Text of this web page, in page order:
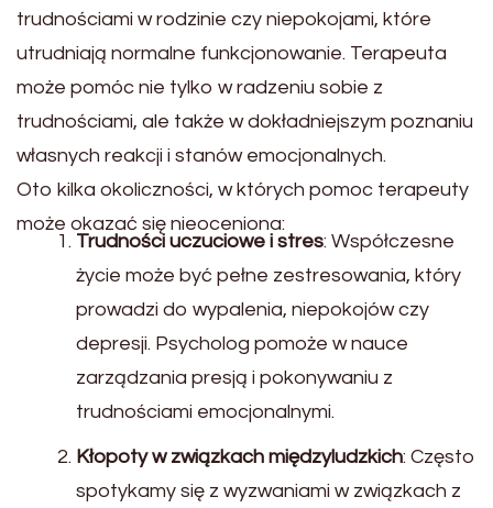
trudnościami w rodzinie czy niepokojami, które
utrudniają normalne funkcjonowanie. Terapeuta
może pomóc nie tylko w radzeniu sobie z
trudnościami, ale także w dokładniejszym poznaniu
własnych reakcji i stanów emocjonalnych.
Oto kilka okoliczności, w których pomoc terapeuty
może okazać się nieoceniona:
Trudności uczuciowe i stres: Współczesne
życie może być pełne zestresowania, który
prowadzi do wypalenia, niepokojów czy
depresji. Psycholog pomoże w nauce
zarządzania presją i pokonywaniu z
trudnościami emocjonalnymi.
Kłopoty w związkach międzyludzkich: Często
spotykamy się z wyzwaniami w związkach z